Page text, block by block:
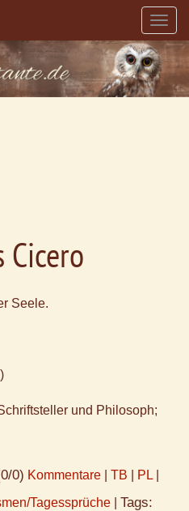
Cicero
Seele.
und Philosoph;
0) Kommentare TB PL
Tagessprüche Tags: